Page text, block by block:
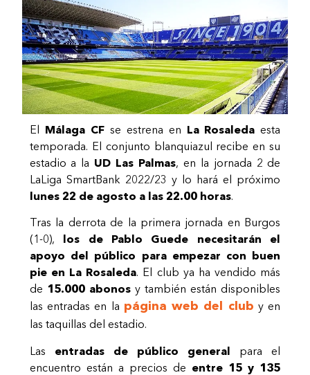
El Málaga CFse estrena en La Rosaleda esta
temporada. El conjunto blanquiazul recibe en su
estadio a la UD Las Palmas, en la jornada 2 de
LaLiga SmartBank 2022/23 y lo hará el próximo
lunes 22 de agosto a las 22.00 horas.
Tras la derrota de la primera jornada en Burgos
(1-0), los de Pablo Guede necesitarán el
apoyo del público para empezar con buen
pie en La Rosaleda. El club ya ha vendido más
de 15.000 abonosy también están disponibles
las entradas en la página web del club y en
las taquillas del estadio.
Las entradas de público general para el
encuentro están a precios de entre 15 y 135